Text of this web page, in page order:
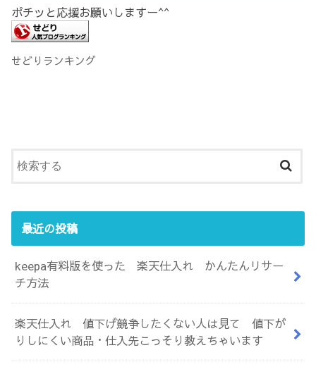
ポチッと応援お願いしますー^^
せどりランキング
最近の投稿
keepa有料版を使った 楽天仕入れ かんたんリサー
チ方法
楽天仕入れ 値下げ競争したくない人は見て 値下が
りしにくい商品・仕入先こっそり教えちゃいます